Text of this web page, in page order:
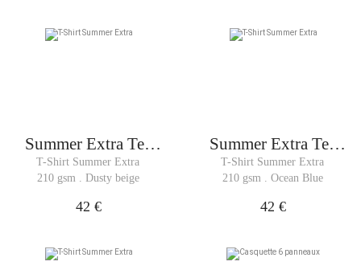
Summer Extra Tee
Man
T-Shirt Summer Extra
210 gsm . Dusty beige
42 €
Summer Extra Tee
Man
T-Shirt Summer Extra
210 gsm . Ocean Blue
42 €